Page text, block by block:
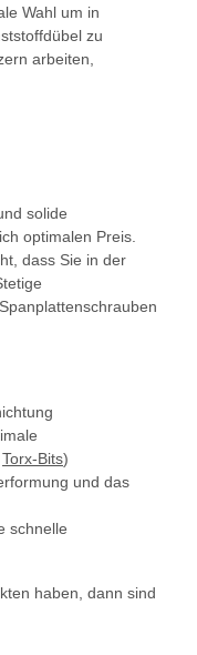
Wahl um in
zu
arbeiten,
solide
optimalen Preis.
dass Sie in der
Torx-Bits)
und das
schnelle
haben, dann sind